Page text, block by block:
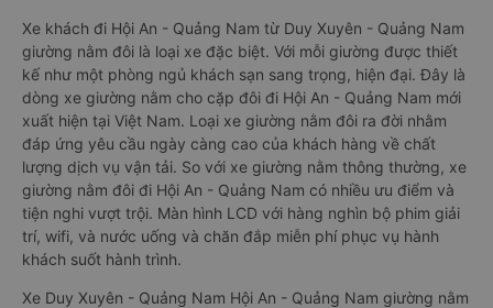
Xe khách đi Hội An - Quảng Nam từ Duy Xuyên - Quảng Nam
giường nằm đôi là loại xe đặc biệt. Với mỗi giường được thiết
kế như một phòng ngủ khách sạn sang trọng, hiện đại. Đây là
dòng xe giường nằm cho cặp đôi đi Hội An - Quảng Nam mới
xuất hiện tại Việt Nam. Loại xe giường nằm đôi ra đời nhằm
đáp ứng yêu cầu ngày càng cao của khách hàng về chất
lượng dịch vụ vận tải. So với xe giường nằm thông thường, xe
giường nằm đôi đi Hội An - Quảng Nam có nhiều ưu điểm và
tiện nghi vượt trội. Màn hình LCD với hàng nghìn bộ phim giải
trí, wifi, và nước uống và chăn đắp miễn phí phục vụ hành
khách suốt hành trình.
Xe Duy Xuyên - Quảng Nam Hội An - Quảng Nam giường nằm